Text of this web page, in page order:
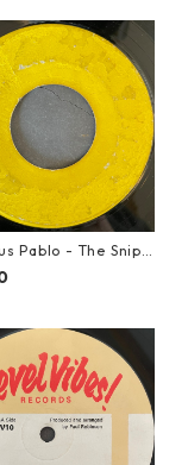
Pablo - The Snipe
】